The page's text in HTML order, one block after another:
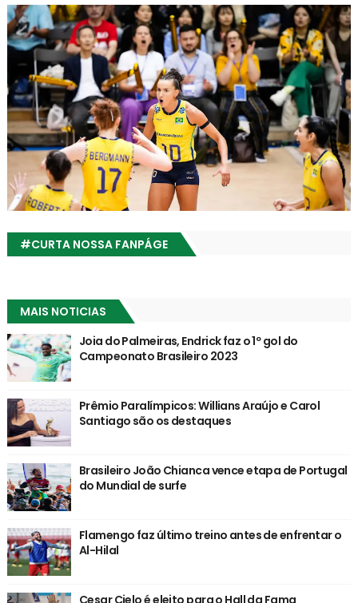
#CURTA NOSSA FANPÁGE
MAIS NOTICIAS
Joia do Palmeiras, Endrick faz o 1º gol do
Campeonato Brasileiro 2023
Prêmio Paralímpicos: Willians Araújo e Carol
Santiago são os destaques
Brasileiro João Chianca vence etapa de Portugal
do Mundial de surfe
Flamengo faz último treino antes de enfrentar o
Al-Hilal
Cesar Cielo é eleito para o Hall da Fama